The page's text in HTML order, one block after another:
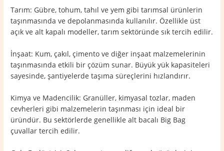
Tarım: Gübre, tohum, tahıl ve yem gibi tarımsal ürünlerin
taşınmasında ve depolanmasında kullanılır. Özellikle üst
açık ve alt kapalı modeller, tarım sektöründe sık tercih edilir.
İnşaat: Kum, çakıl, çimento ve diğer inşaat malzemelerinin
taşınmasında etkili bir çözüm sunar. Büyük yük kapasiteleri
sayesinde, şantiyelerde taşıma süreçlerini hızlandırır.
Kimya ve Madencilik: Granüller, kimyasal tozlar, maden
cevherleri gibi malzemelerin taşınması için ideal bir
üründür. Bu sektörlerde genellikle alt bacalı Big Bag
çuvallar tercih edilir.